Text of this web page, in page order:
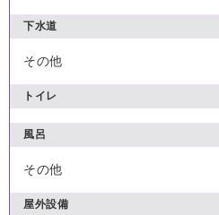
下水道
その他
トイレ
風呂
その他
屋外設備